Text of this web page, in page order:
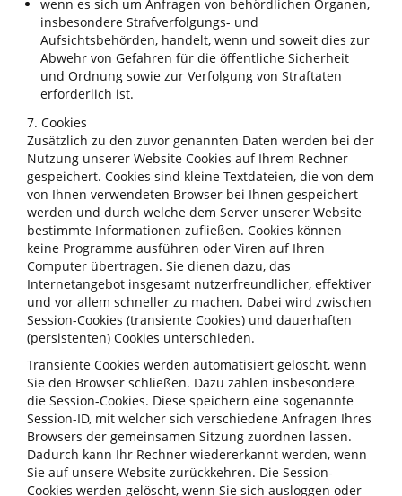
wenn es sich um Anfragen von behördlichen Organen,
insbesondere Strafverfolgungs- und
Aufsichtsbehörden, handelt, wenn und soweit dies zur
Abwehr von Gefahren für die öffentliche Sicherheit
und Ordnung sowie zur Verfolgung von Straftaten
erforderlich ist.
7. Cookies
Zusätzlich zu den zuvor genannten Daten werden bei der
Nutzung unserer Website Cookies auf Ihrem Rechner
gespeichert. Cookies sind kleine Textdateien, die von dem
von Ihnen verwendeten Browser bei Ihnen gespeichert
werden und durch welche dem Server unserer Website
bestimmte Informationen zufließen. Cookies können
keine Programme ausführen oder Viren auf Ihren
Computer übertragen. Sie dienen dazu, das
Internetangebot insgesamt nutzerfreundlicher, effektiver
und vor allem schneller zu machen. Dabei wird zwischen
Session-Cookies (transiente Cookies) und dauerhaften
(persistenten) Cookies unterschieden.
Transiente Cookies werden automatisiert gelöscht, wenn
Sie den Browser schließen. Dazu zählen insbesondere
die Session-Cookies. Diese speichern eine sogenannte
Session-ID, mit welcher sich verschiedene Anfragen Ihres
Browsers der gemeinsamen Sitzung zuordnen lassen.
Dadurch kann Ihr Rechner wiedererkannt werden, wenn
Sie auf unsere Website zurückkehren. Die Session-
Cookies werden gelöscht, wenn Sie sich ausloggen oder